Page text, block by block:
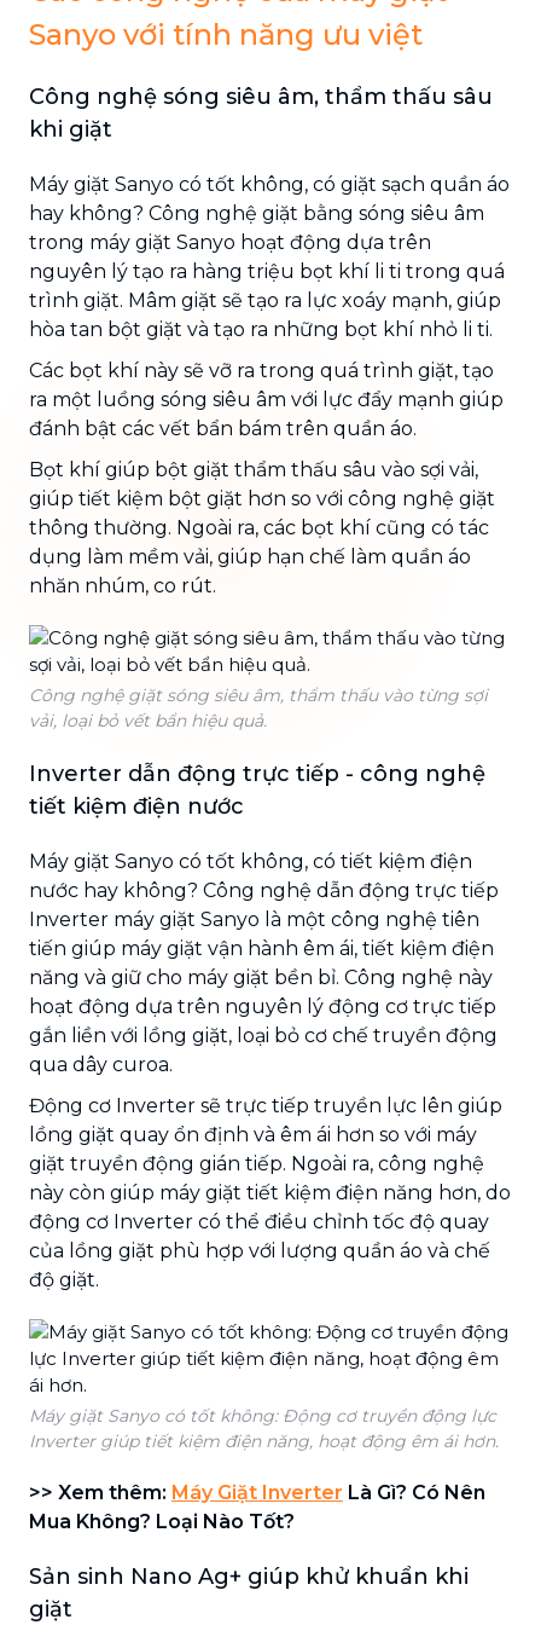
Sanyo với tính năng ưu việt
Công nghệ sóng siêu âm, thẩm thấu sâu
khi giặt
Máy giặt Sanyo có tốt không, có giặt sạch quần áo
hay không? Công nghệ giặt bằng sóng siêu âm
trong máy giặt Sanyo hoạt động dựa trên
nguyên lý tạo ra hàng triệu bọt khí li ti trong quá
trình giặt. Mâm giặt sẽ tạo ra lực xoáy mạnh, giúp
hòa tan bột giặt và tạo ra những bọt khí nhỏ li ti.
Các bọt khí này sẽ vỡ ra trong quá trình giặt, tạo
ra một luồng sóng siêu âm với lực đẩy mạnh giúp
đánh bật các vết bẩn bám trên quần áo.
Bọt khí giúp bột giặt thẩm thấu sâu vào sợi vải,
giúp tiết kiệm bột giặt hơn so với công nghệ giặt
thông thường. Ngoài ra, các bọt khí cũng có tác
dụng làm mềm vải, giúp hạn chế làm quần áo
nhăn nhúm, co rút.
Công nghệ giặt sóng siêu âm, thẩm thấu vào từng sợi
vải, loại bỏ vết bẩn hiệu quả.
Inverter dẫn động trực tiếp - công nghệ
tiết kiệm điện nước
Máy giặt Sanyo có tốt không, có tiết kiệm điện
nước hay không? Công nghệ dẫn động trực tiếp
Inverter máy giặt Sanyo là một công nghệ tiên
tiến giúp máy giặt vận hành êm ái, tiết kiệm điện
năng và giữ cho máy giặt bền bỉ. Công nghệ này
hoạt động dựa trên nguyên lý động cơ trực tiếp
gắn liền với lồng giặt, loại bỏ cơ chế truyền động
qua dây curoa.
Động cơ Inverter sẽ trực tiếp truyền lực lên giúp
lồng giặt quay ổn định và êm ái hơn so với máy
giặt truyền động gián tiếp. Ngoài ra, công nghệ
này còn giúp máy giặt tiết kiệm điện năng hơn, do
động cơ Inverter có thể điều chỉnh tốc độ quay
của lồng giặt phù hợp với lượng quần áo và chế
độ giặt.
Máy giặt Sanyo có tốt không: Động cơ truyền động lực
Inverter giúp tiết kiệm điện năng, hoạt động êm ái hơn.
>> Xem thêm: Máy Giặt Inverter Là Gì? Có Nên
Mua Không? Loại Nào Tốt?
Sản sinh Nano Ag+ giúp khử khuẩn khi
giặt